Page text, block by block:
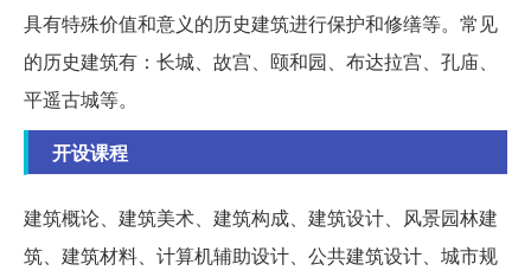
具有特殊价值和意义的历史建筑进行保护和修缮等。常见
的历史建筑有：长城、故宫、颐和园、布达拉宫、孔庙、
平遥古城等。
开设课程
建筑概论、建筑美术、建筑构成、建筑设计、风景园林建
筑、建筑材料、计算机辅助设计、公共建筑设计、城市规